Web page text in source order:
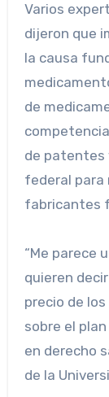
Varios
dijeron que
la causa
de
de patentes
federal para
fabricantes
“Me parece
quieren
precio de
sobre el
en derecho
de la